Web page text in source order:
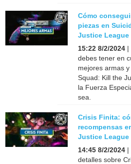
Cómo
piezas en
Justice League
15:22 8/2/2024 |
debes tener en
mejores armas
Squad: Kill the
la Fuerza
sea.
Crisis Finita:
recompensas
Justice League
14:45 8/2/2024 |
detalles sobre